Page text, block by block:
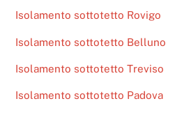
Isolamento sottotetto Rovigo
Isolamento sottotetto Belluno
Isolamento sottotetto Treviso
Isolamento sottotetto Padova